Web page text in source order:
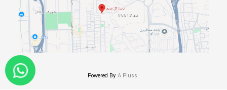
A Pluss
Powered By